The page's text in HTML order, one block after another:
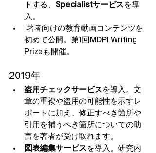
トする、 Specialistサービスを導
入。
初めて公開。第1回MDPI Writing
Prizeも開催。
2019年
盗用チェックサービスを導入。文
章の重複や盗用の可能性を示すレ
ポートに加え、修正すべき箇所や
引用を補うべき箇所についての助
言を著者が受け取れます。
図表編集サービスを導入。研究内